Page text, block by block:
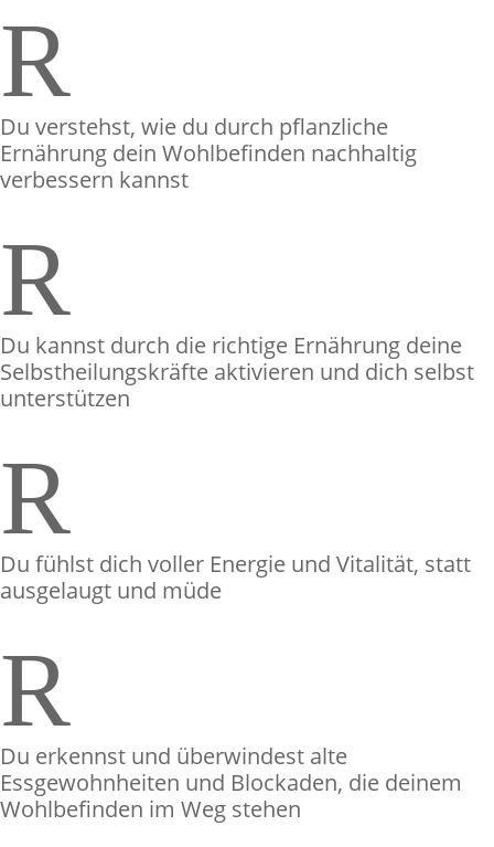
R
Du verstehst, wie du durch pflanzliche
Ernährung dein Wohlbefinden nachhaltig
verbessern kannst
R
Du kannst durch die richtige Ernährung deine
Selbstheilungskräfte aktivieren und dich selbst
unterstützen
R
Du fühlst dich voller Energie und Vitalität, statt
ausgelaugt und müde
R
Du erkennst und überwindest alte
Essgewohnheiten und Blockaden, die deinem
Wohlbefinden im Weg stehen